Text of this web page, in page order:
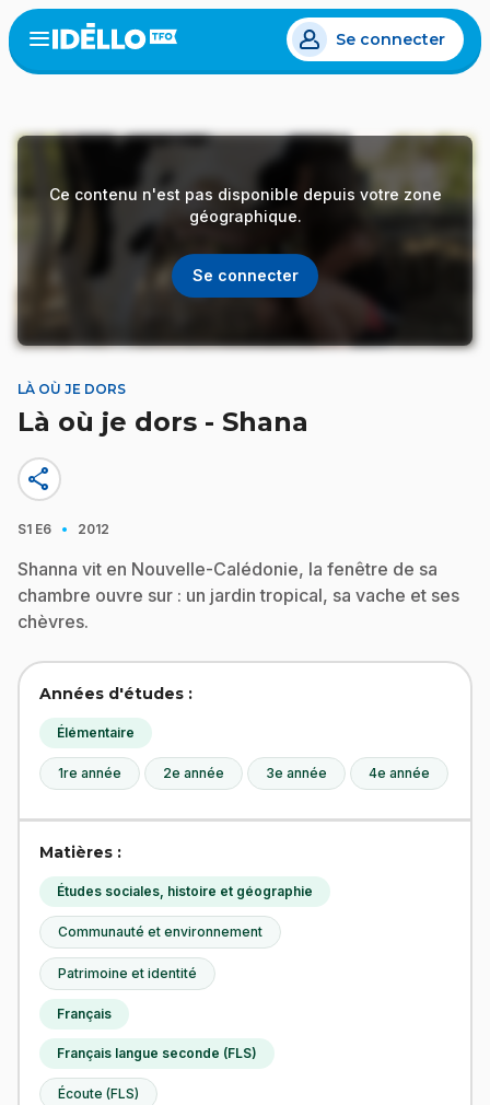
Aller
au
contenu
Open
menu
Se connecter
Ce contenu n'est pas disponible depuis votre zone
géographique.
Se connecter
LÀ OÙ JE DORS
Là où je dors - Shana
share
S1 E6 · 2012
Shanna vit en Nouvelle-Calédonie, la fenêtre de sa
chambre ouvre sur : un jardin tropical, sa vache et ses
chèvres.
Années d'études :
Élémentaire
1re année 2e année 3e année 4e année
Matières :
Études sociales, histoire et géographie
Communauté et environnement
Patrimoine et identité
Français
Français langue seconde (FLS)
Écoute (FLS)